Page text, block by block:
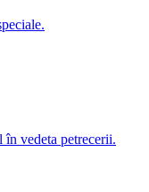
în vedeta petrecerii.